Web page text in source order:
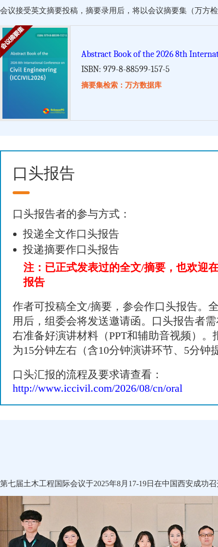
会议接受英文摘要投稿，摘要录用后，将以会议摘要集（万方检
Abstract Book of the 2026 8th
ISBN: 979-8-88599-157-5
摘要集检索：万方数据库
口头报告
口头报告者的参与方式：
投递全文作口头报告
投递摘要作口头报告
注：已正式发表过的全文/摘要，也欢迎
报告
作者可投稿全文/摘要，参会作口头报告。
用后，组委会将发送邀请函。口头报告者
右准备好演讲材料（PPT和辅助音视频）。
为15分钟左右（含10分钟演讲环节、5分钟
口头汇报的流程及要求请查看：
http://www.iccivil.com/2026/08/cn/oral
第七届土木工程国际会议于2025年8月17-19日在中国西安成功